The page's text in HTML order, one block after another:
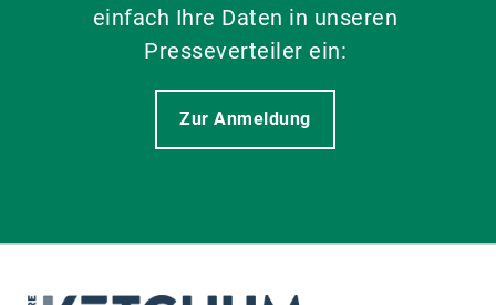
einfach Ihre Daten in unseren
Presseverteiler ein:
Zur Anmeldung